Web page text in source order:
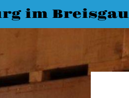
im Breisgau